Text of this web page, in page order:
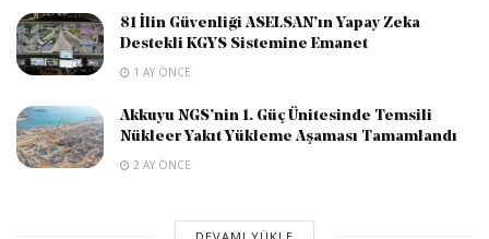
81 İlin Güvenliği ASELSAN’ın Yapay Zeka
Destekli KGYS Sistemine Emanet
1 AY ÖNCE
Akkuyu NGS’nin 1. Güç Ünitesinde Temsili
Nükleer Yakıt Yükleme Aşaması Tamamlandı
2 AY ÖNCE